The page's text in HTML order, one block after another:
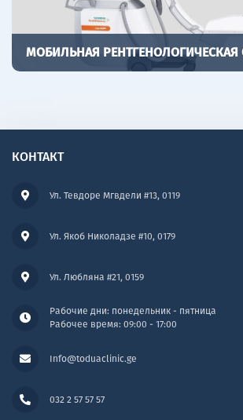
МОБИЛЬНАЯ РЕНТГЕНОЛОГИЧЕСКАЯ
КОНТАКТ
Ул. Тевдоре Мгвдели #13, 0119
Рабочие дни: понедельник - пятница
Рабочее время: 09:00 - 17:00
Ул. Якоб Николадзе #10, 0179
Info@toduaclinic.ge
Ул. Любляна #21, 0159
032 2 57 57 57